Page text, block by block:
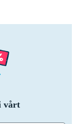
vårt